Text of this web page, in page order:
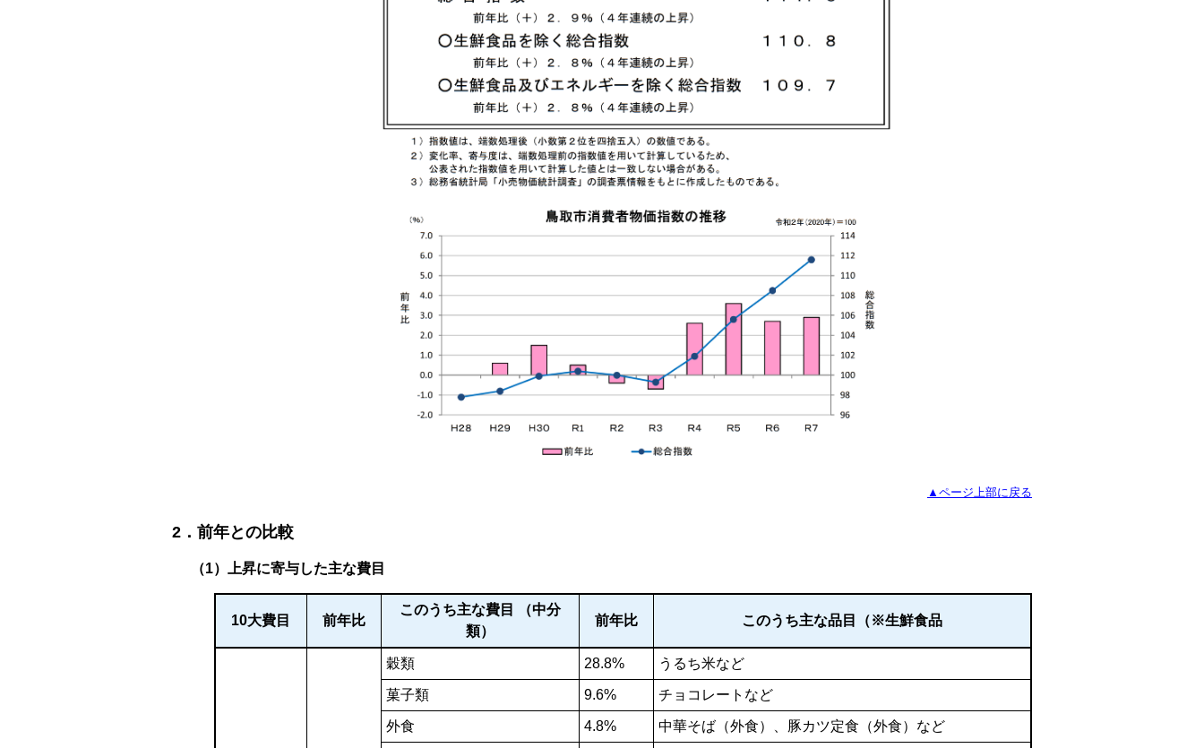
▲ページ上部に戻る
2．前年との比較
（1）上昇に寄与した主な費目
10大費目 前年比
このうち主な費目 （中分
類）
前年比 このうち主な品目（※生鮮食品
穀類 28.8% うるち米など
菓子類 9.6% チョコレートなど
外食 4.8% 中華そば（外食）、豚カツ定食（外食）など